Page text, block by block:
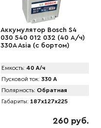
Аккумулятор Bosch S4
030 540 012 032 (40 А/ч)
330A Asia (с бортом)
Емкость: 40 А/ч
Пусковой ток: 330 А
Полярность: Обратная
Габариты: 187x127x225
260 руб.